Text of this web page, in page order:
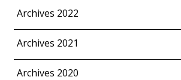
Archives 2022
Archives 2021
Archives 2020